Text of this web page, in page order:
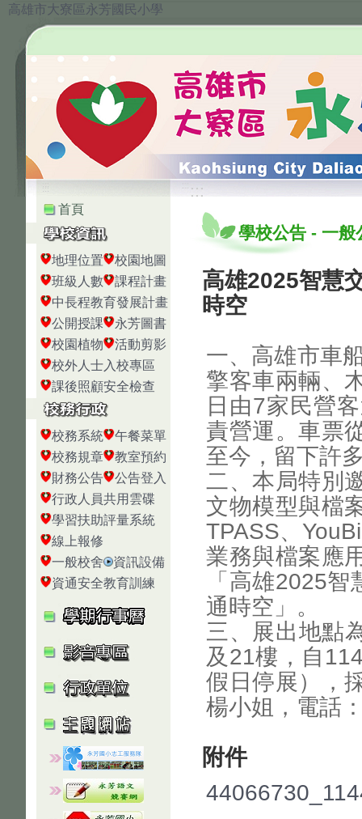
高雄市大寮區永芳國民小學
:::
首頁
地理位置
校園地圖
班級人數
課程計畫
中長程教育發展計畫
公開授課
永芳圖書
校園植物
活動剪影
校外人士入校專區
課後照顧安全檢查
校務系統
午餐菜單
校務規章
教室預約
財務公告
公告登入
行政人員共用雲碟
學習扶助評量系統
線上報修
一般校舍
資訊設備
資通安全教育訓練
:::
學校公告 - 一般
高雄2025智慧
時空
一、高雄市車
擎客車兩輛、
日由7家民營
責營運。車票
至今，留下許
二、本局特別
文物模型與檔
TPASS、
業務與檔案應
「高雄2025
通時空」。
三、展出地點
及21樓，自
假日停展），
楊小姐，電話
附件